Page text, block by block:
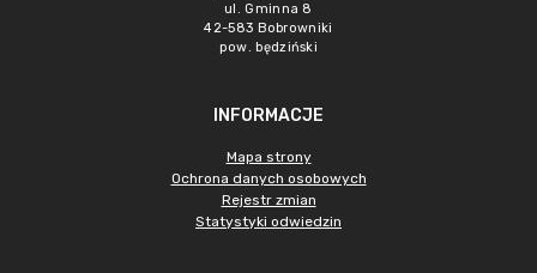
ul. Gminna 8
42-583 Bobrowniki
pow. będziński
INFORMACJE
Mapa strony
Ochrona danych osobowych
Rejestr zmian
Statystyki odwiedzin